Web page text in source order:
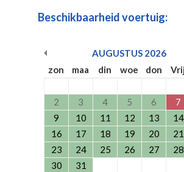
Beschikbaarheid voertuig:
AUGUSTUS 2026
zon
maa din woe don Vrij
2
3 4 5 6 7
9
10 11 12 13 14
16
17 18 19 20 21
23
24 25 26 27 28
30
31